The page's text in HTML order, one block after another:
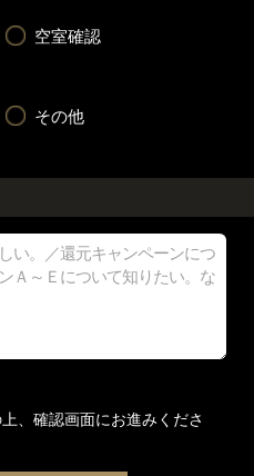
空室確認
その他
、確認画面にお進みくださ